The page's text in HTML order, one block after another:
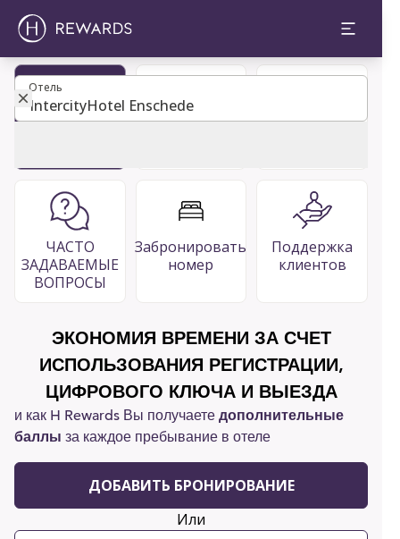
Отель
Отель
ЧАСТО
ЗАДАВАЕМЫЕ
ВОПРОСЫ
Забронировать
номер
Поддержка
клиентов
ЭКОНОМИЯ ВРЕМЕНИ ЗА СЧЕТ
ИСПОЛЬЗОВАНИЯ РЕГИСТРАЦИИ,
ЦИФРОВОГО КЛЮЧА И ВЫЕЗДА
и как H Rewards Вы получаете дополнительные
баллы за каждое пребывание в отеле
ДОБАВИТЬ БРОНИРОВАНИЕ
Или